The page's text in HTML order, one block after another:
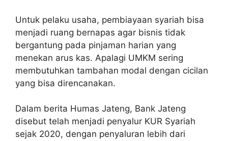
Untuk pelaku usaha, pembiayaan syariah bisa
menjadi ruang bernapas agar bisnis tidak
bergantung pada pinjaman harian yang
menekan arus kas. Apalagi UMKM sering
membutuhkan tambahan modal dengan cicilan
yang bisa direncanakan.
Dalam berita Humas Jateng, Bank Jateng
disebut telah menjadi penyalur KUR Syariah
sejak 2020, dengan penyaluran lebih dari